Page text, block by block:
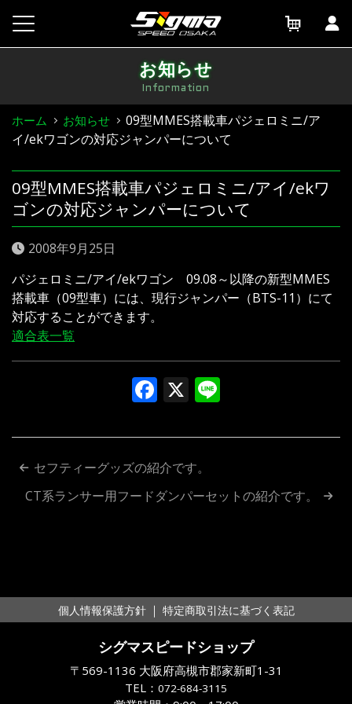
content
お知らせ
Information
ホーム お知らせ
09型MMES搭載車パジェロミニ/ア
イ/ekワゴンの対応ジャンパーについて
09型MMES搭載車パジェロミニ/アイ/ekワ
ゴンの対応ジャンパーについて
2008年9月25日
パジェロミニ/アイ/ekワゴン 09.08～以降の新型MMES
搭載車（09型車）には、現行ジャンパー（BTS-11）にて
対応することができます。
適合表一覧
Facebook
X
投
稿
セフティーグッズの紹介です。
CT系ランサー用フードダンパーセットの紹介です。
個人情報保護方針 ｜ 特定商取引法に基づく表記
シグマスピードショップ
〒569-1136 大阪府高槻市郡家新町1-31
TEL： 072-684-3115